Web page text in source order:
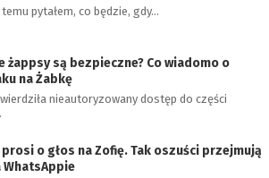
pytałem, co będzie, gdy…
żappsy są bezpieczne? Co wiadomo o
na Żabkę
nieautoryzowany dostęp do części
o głos na Zofię. Tak oszuści przejmują
WhatsAppie